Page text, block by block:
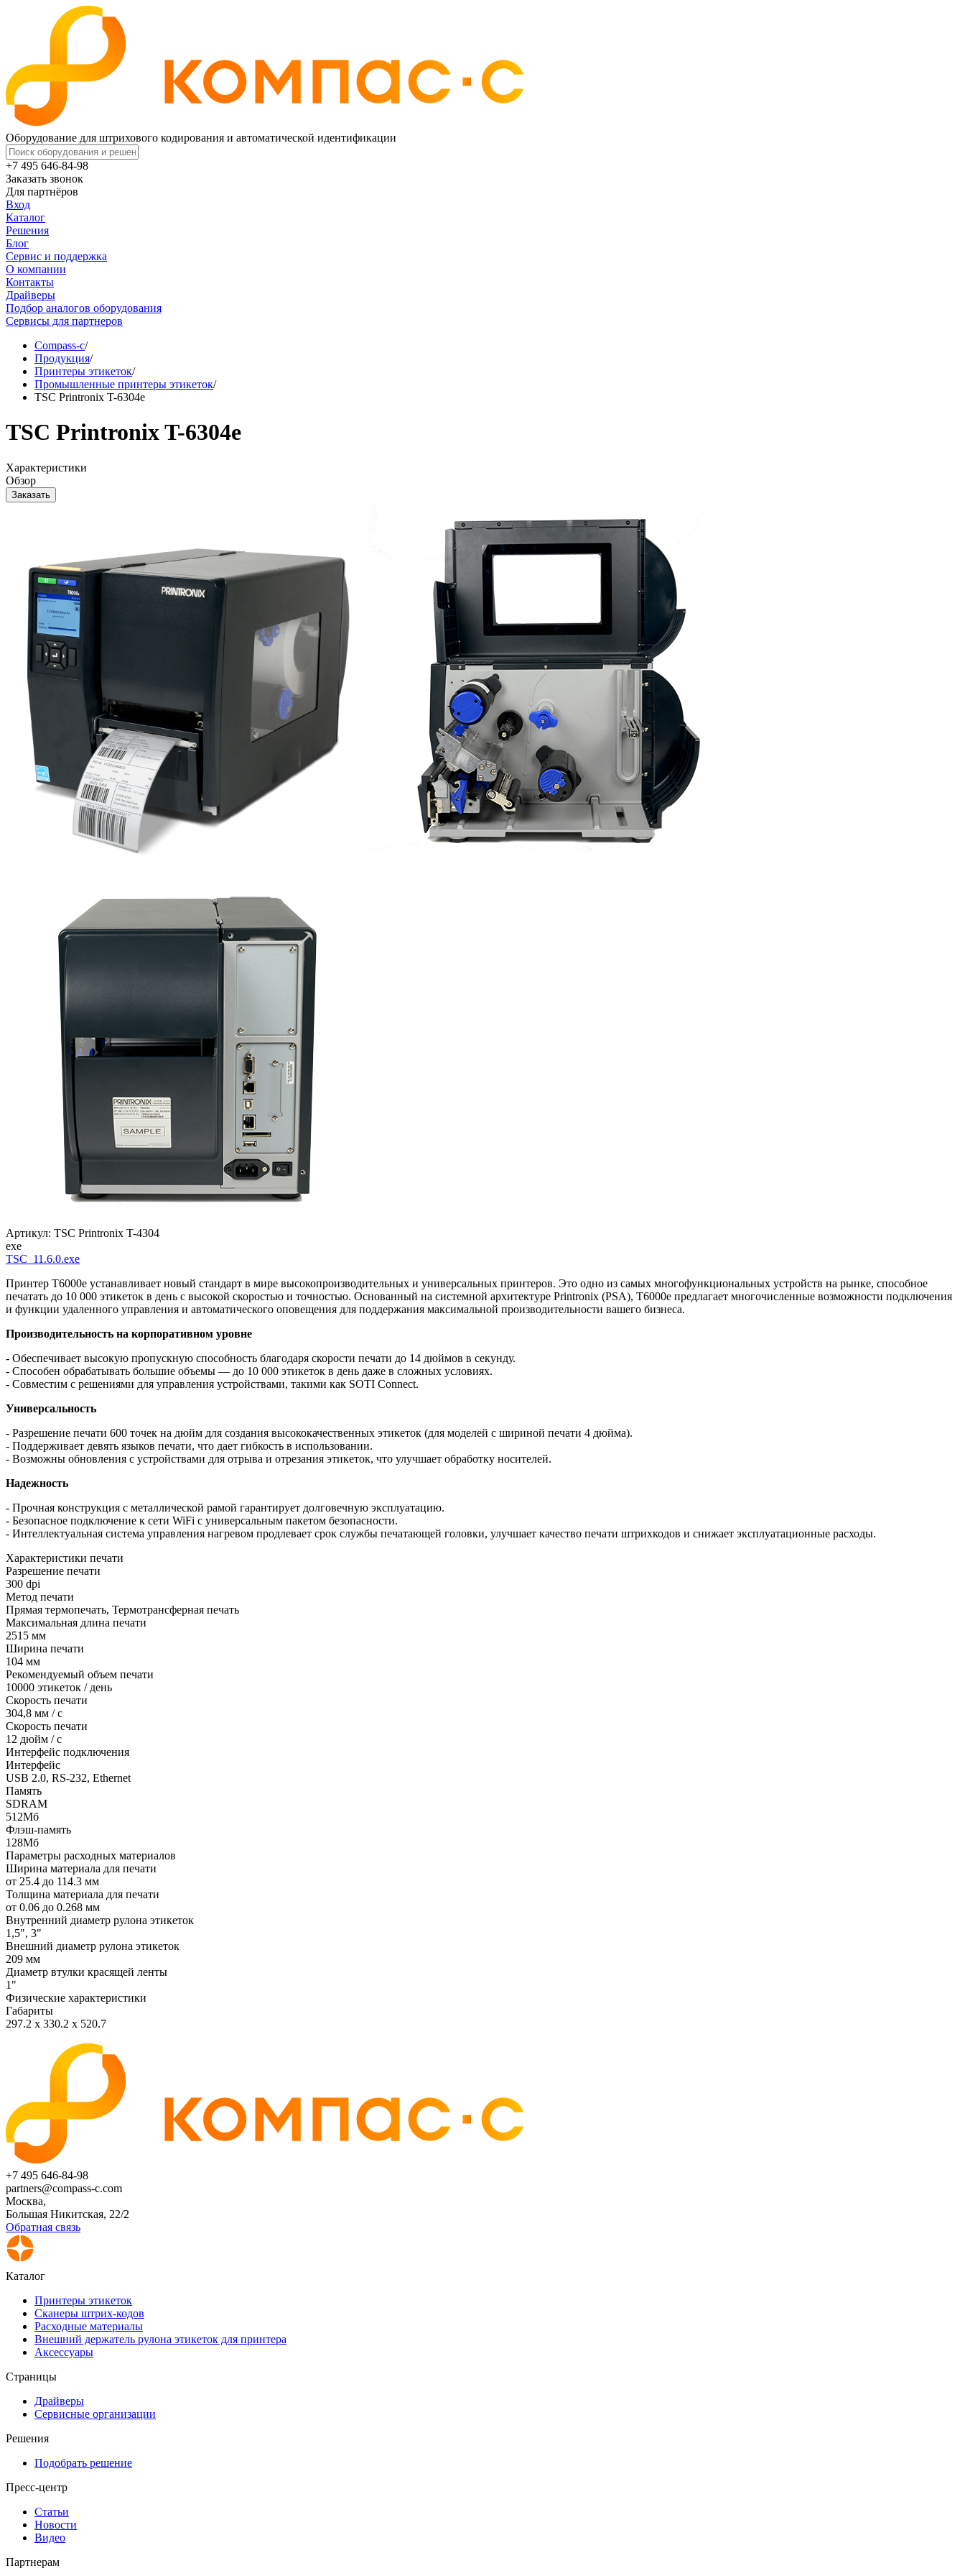
Оборудование для штрихового кодирования и автоматической идентификации
+7 495 646-84-98
Заказать звонок
Для партнёров
Вход
Каталог
Решения
Блог
Сервис и поддержка
О компании
Контакты
Драйверы
Подбор аналогов оборудования
Сервисы для партнеров
Compass-c/
Продукция/
Принтеры этикеток/
Промышленные принтеры этикеток/
TSC Printronix T-6304e
TSC Printronix T-6304e
Характеристики
Oбзор
Заказать
Артикул: TSC Printronix T-4304
exe
TSC_11.6.0.exe
Принтер T6000e устанавливает новый стандарт в мире высокопроизводительных и универсальных принтеров. Это одно из самых многофункциональных устройств на рынке, способное
печатать до 10 000 этикеток в день с высокой скоростью и точностью. Основанный на системной архитектуре Printronix (PSA), T6000e предлагает многочисленные возможности подключения
и функции удаленного управления и автоматического оповещения для поддержания максимальной производительности вашего бизнеса.
Производительность на корпоративном уровне
- Обеспечивает высокую пропускную способность благодаря скорости печати до 14 дюймов в секунду.
- Способен обрабатывать большие объемы — до 10 000 этикеток в день даже в сложных условиях.
- Совместим с решениями для управления устройствами, такими как SOTI Connect.
Универсальность
- Разрешение печати 600 точек на дюйм для создания высококачественных этикеток (для моделей с шириной печати 4 дюйма).
- Поддерживает девять языков печати, что дает гибкость в использовании.
- Возможны обновления с устройствами для отрыва и отрезания этикеток, что улучшает обработку носителей.
Надежность
- Прочная конструкция с металлической рамой гарантирует долговечную эксплуатацию.
- Безопасное подключение к сети WiFi с универсальным пакетом безопасности.
- Интеллектуальная система управления нагревом продлевает срок службы печатающей головки, улучшает качество печати штрихкодов и снижает эксплуатационные расходы.
Характеристики печати
Разрешение печати
300 dpi
Метод печати
Прямая термопечать, Термотрансферная печать
Максимальная длина печати
2515 мм
Ширина печати
104 мм
Рекомендуемый объем печати
10000 этикеток / день
Скорость печати
304,8 мм / с
Скорость печати
12 дюйм / с
Интерфейс подключения
Интерфейс
USB 2.0, RS-232, Ethernet
Память
SDRAM
512Мб
Флэш-память
128Мб
Параметры расходных материалов
Ширина материала для печати
от 25.4 до 114.3 мм
Толщина материала для печати
от 0.06 до 0.268 мм
Внутренний диаметр рулона этикеток
1,5", 3"
Внешний диаметр рулона этикеток
209 мм
Диаметр втулки красящей ленты
1"
Физические характеристики
Габариты
297.2 х 330.2 х 520.7
+7 495 646-84-98
partners@compass-c.com
Москва,
Большая Никитская, 22/2
Обратная связь
Каталог
Принтеры этикеток
Сканеры штрих-кодов
Расходные материалы
Внешний держатель рулона этикеток для принтера
Аксессуары
Страницы
Драйверы
Сервисные организации
Решения
Подобрать решение
Пресс-центр
Статьи
Новости
Видео
Партнерам